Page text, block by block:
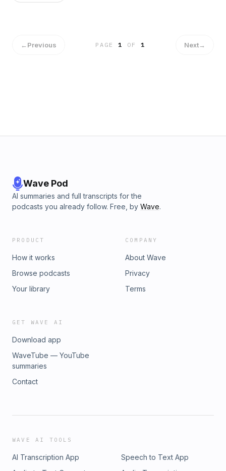
muốn giúp đỡ người khác đôi khi có thể làm tổn hại đến chính
←Previous PAGE1 OF 1 Next→
Wave Pod
AI summaries and full transcripts for the
podcasts you already follow. Free, by Wave.
PRODUCT
How it works
Browse podcasts
Your library
COMPANY
About Wave
Privacy
Terms
GET WAVE AI
Download app
WaveTube — YouTube
summaries
Contact
WAVE AI TOOLS
AI Transcription App
Speech to Text App